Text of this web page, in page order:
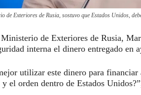
de Exteriores de Rusia, sostuvo que Estados Unidos,
de Exteriores de Rusia,
interna el dinero entregado en
utilizar este dinero para
el orden dentro de Estados